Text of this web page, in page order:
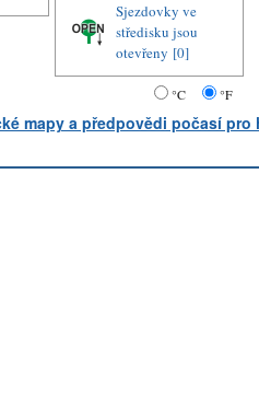
Sjezdovky ve
středisku jsou
otevřeny [0]
°C °F
mapy a předpovědi počasí pro